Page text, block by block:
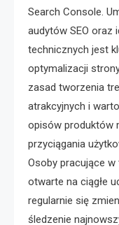
Search Console.
audytów SEO oraz
technicznych jest
optymalizacji
zasad tworzenia
atrakcyjnych i
opisów produktów
przyciągania
Osoby pracujące
otwarte na ciągłe
regularnie się
śledzenie